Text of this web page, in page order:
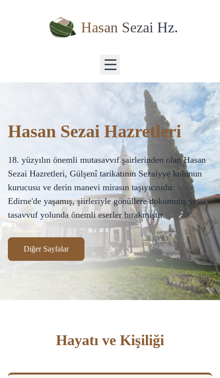
Hasan Sezai Hz.
Hasan Sezai Hazretleri
18. yüzyılın önemli mutasavvıf şairlerinden olan Hasan
Sezai Hazretleri, Gülşenî tarikatının Sezaiyye kolunun
kurucusu ve derin manevi mirasın taşıyıcısıdır.
Edirne'de yaşamış, şiirleriyle gönüllere dokunmuş ve
tasavvuf yolunda önemli eserler bırakmıştır.
Diğer Sayfalar
Hasan Sezai Hazretleri’nin HayatıHayatı ve Kişiliği